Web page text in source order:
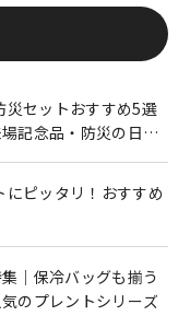
災セットおすすめ5選
記念品・防災の日に
にピッタリ！おすすめ
｜保冷バッグも揃う
のプレントシリーズ